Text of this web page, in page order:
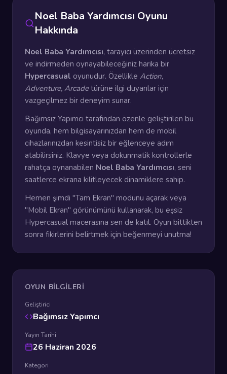
Noel Baba Yardımcısı Oyunu
Hakkında
Noel Baba Yardımcısı, tarayıcı üzerinden ücretsiz
ve indirmeden oynayabileceğiniz harika bir
Hypercasual oyunudur. Özellikle Action,
Adventure, Arcadetürüne ilgi duyanlar için
vazgeçilmez bir deneyim sunar.
Bağımsız Yapımcı tarafından özenle geliştirilen bu
oyunda, hem bilgisayarınızdan hem de mobil
cihazlarınızdan kesintisiz bir eğlenceye adım
atabilirsiniz. Klavye veya dokunmatik kontrollerle
rahatça oynanabilen Noel Baba Yardımcısı, seni
saatlerce ekrana kilitleyecek dinamiklere sahip.
Hemen şimdi "Tam Ekran" modunu açarak veya
"Mobil Ekran" görünümünü kullanarak, bu eşsiz
Hypercasual macerasına sen de katıl. Oyun bittikten
sonra fikirlerini belirtmek için beğenmeyi unutma!
OYUN BILGILERI
Geliştirici
Bağımsız Yapımcı
Yayın Tarihi
26 Haziran 2026
Kategori